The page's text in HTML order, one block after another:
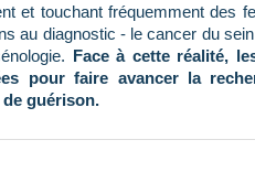
et touchant fréquemment des
au diagnostic - le cancer du
Face à cette réalité,
pour faire avancer la
de guérison.